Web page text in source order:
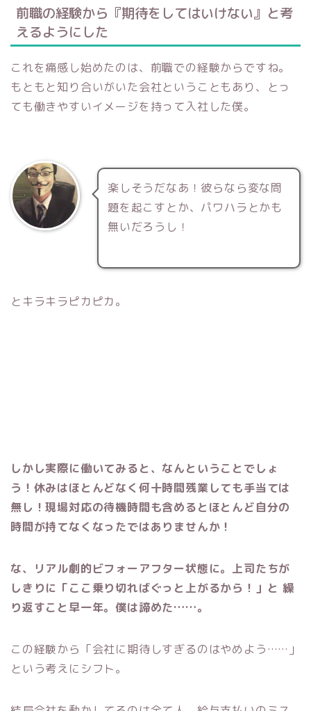
前職の経験から『期待をしてはいけない』と考
えるようにした
これを痛感し始めたのは、前職での経験からですね。
もともと知り合いがいた会社ということもあり、とっ
ても働きやすいイメージを持って入社した僕。
楽しそうだなあ！彼らなら変な問
題を起こすとか、パワハラとかも
無いだろうし！
とキラキラピカピカ。
しかし実際に働いてみると、なんということでしょ
う！休みはほとんどなく何十時間残業しても手当ては
無し！現場対応の待機時間も含めるとほとんど自分の
時間が持てなくなったではありませんか！
な、リアル劇的ビフォーアフター状態に。上司たちが
しきりに「ここ乗り切ればぐっと上がるから！」と 繰
り返すこと早一年。僕は諦めた……。
この経験から「会社に期待しすぎるのはやめよう……」
という考えにシフト。